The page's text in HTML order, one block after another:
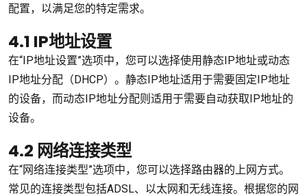
配置，以满足您的特定需求。
4.1 IP地址设置
在“IP地址设置”选项中，您可以选择使用静态IP地址或动态
IP地址分配（DHCP）。静态IP地址适用于需要固定IP地址
的设备，而动态IP地址分配则适用于需要自动获取IP地址的
设备。
4.2 网络连接类型
在“网络连接类型”选项中，您可以选择路由器的上网方式。
常见的连接类型包括ADSL、以太网和无线连接。根据您的网